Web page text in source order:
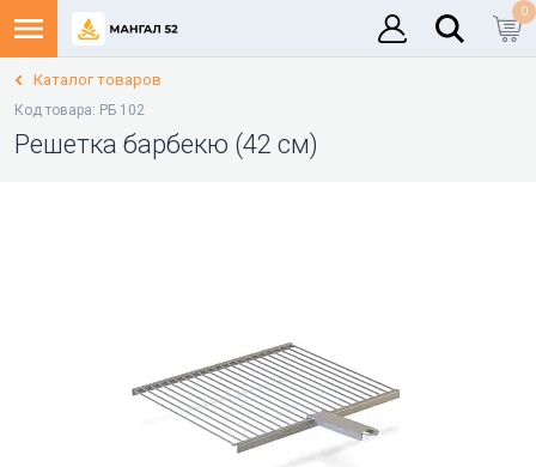
0
Каталог товаров
Код товара: РБ 102
Решетка барбекю (42 см)